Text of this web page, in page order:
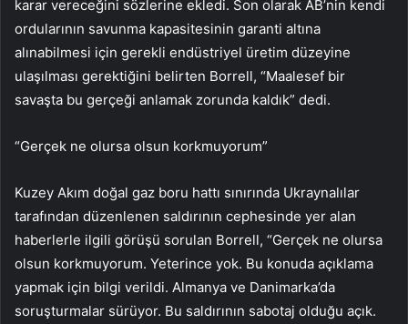
karar vereceğini sözlerine ekledi. Son olarak AB’nin kendi
ordularının savunma kapasitesinin garanti altına
alınabilmesi için gerekli endüstriyel üretim düzeyine
ulaşılması gerektiğini belirten Borrell, “Maalesef bir
savaşta bu gerçeği anlamak zorunda kaldık” dedi.
“Gerçek ne olursa olsun korkmuyorum”
Kuzey Akım doğal gaz boru hattı sınırında Ukraynalılar
tarafından düzenlenen saldırının cephesinde yer alan
haberlerle ilgili görüşü sorulan Borrell, “Gerçek ne olursa
olsun korkmuyorum. Yeterince yok. Bu konuda açıklama
yapmak için bilgi verildi. Almanya ve Danimarka’da
soruşturmalar sürüyor. Bu saldırının sabotaj olduğu açık.